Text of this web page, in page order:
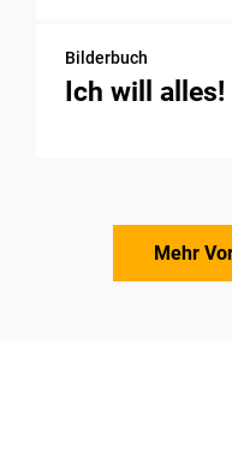
Bilderbuch
Ich will alles!
Mehr